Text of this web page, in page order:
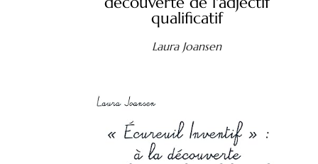
qualificatif
Laura Joansen